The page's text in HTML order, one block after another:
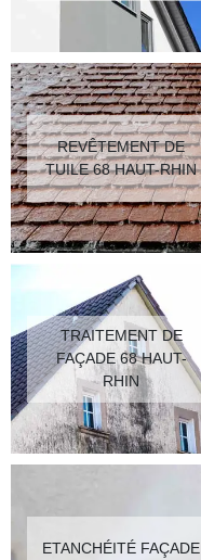
REVÊTEMENT DE
TUILE 68 HAUT-RHIN
TRAITEMENT DE
FAÇADE 68 HAUT-
RHIN
ETANCHÉITÉ FAÇADE